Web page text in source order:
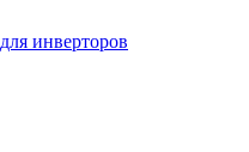
инверторов